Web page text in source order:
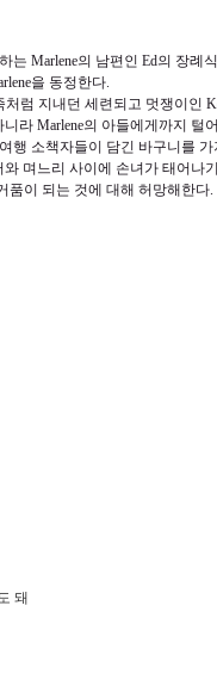
는 Marlene의 남편인 Ed의 장례
을 동정한다.
처럼 지내던 세련되고 멋쟁이인
니라 Marlene의 아들에게까지 털
행 소책자들이 담긴 바구니를
며느리 사이에 손녀가 태어나
품이 되는 것에 대해 허망해한다.
돼